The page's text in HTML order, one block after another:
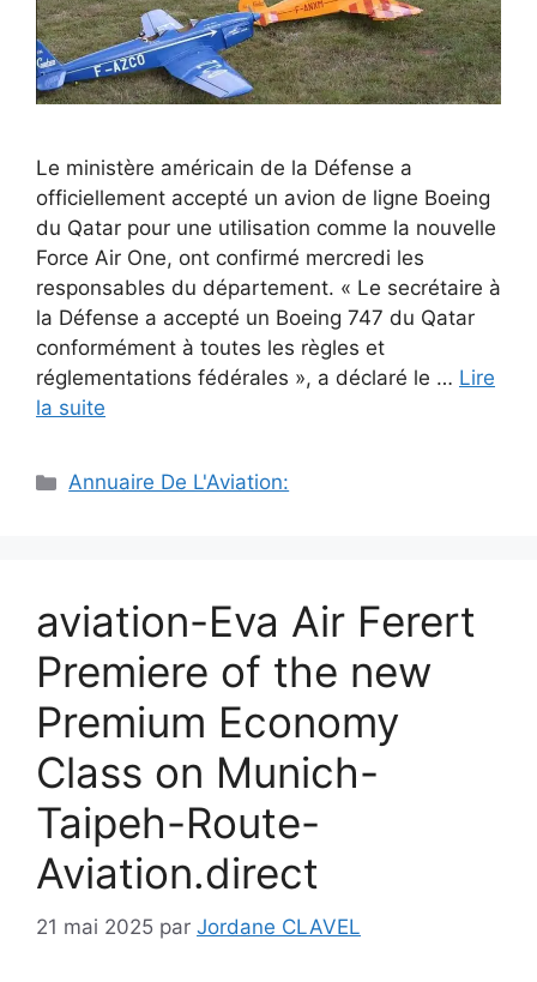
Le ministère américain de la Défense a
officiellement accepté un avion de ligne Boeing
du Qatar pour une utilisation comme la nouvelle
Force Air One, ont confirmé mercredi les
responsables du département. « Le secrétaire à
la Défense a accepté un Boeing 747 du Qatar
conformément à toutes les règles et
réglementations fédérales », a déclaré le … Lire
la suite
Catégories
Annuaire De L'Aviation:
aviation-Eva Air Ferert
Premiere of the new
Premium Economy
Class on Munich-
Taipeh-Route-
Aviation.direct
21 mai 2025 par Jordane CLAVEL